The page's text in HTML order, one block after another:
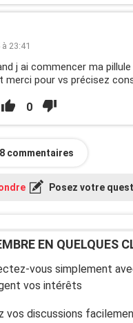
23:41
j ai commencer ma
merci pour vs précisez
0
commentaires
Posez votre
EN QUELQUES
vous simplement
vos intérêts
vos discussions